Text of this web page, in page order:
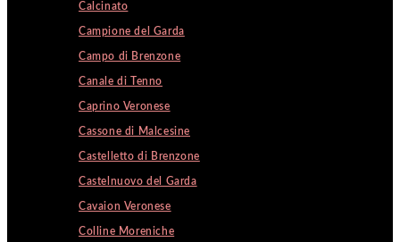
Calcinato
Campione del Garda
Campo di Brenzone
Canale di Tenno
Caprino Veronese
Cassone di Malcesine
Castelletto di Brenzone
Castelnuovo del Garda
Cavaion Veronese
Colline Moreniche